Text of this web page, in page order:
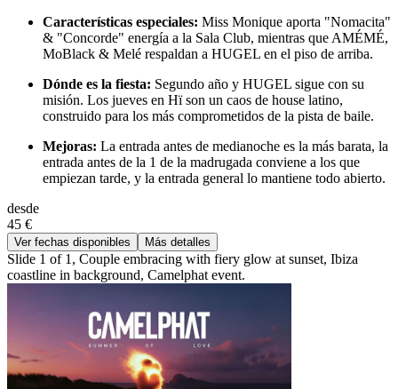
Características especiales: Miss Monique aporta "Nomacita"
& "Concorde" energía a la Sala Club, mientras que AMÉMÉ,
MoBlack & Melé respaldan a HUGEL en el piso de arriba.
Dónde es la fiesta: Segundo año y HUGEL sigue con su
misión. Los jueves en Hï son un caos de house latino,
construido para los más comprometidos de la pista de baile.
Mejoras: La entrada antes de medianoche es la más barata, la
entrada antes de la 1 de la madrugada conviene a los que
empiezan tarde, y la entrada general lo mantiene todo abierto.
desde
45 €
Ver fechas disponibles Más detalles
Slide 1 of 1, Couple embracing with fiery glow at sunset, Ibiza
coastline in background, Camelphat event.